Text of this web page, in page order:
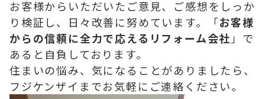
お客様からいただいたご意見、ご感想をしっか
り検証し、日々改善に努めています。「お客様
からの信頼に全力で応えるリフォーム会社 」で
あると自負しております。
住まいの悩み、気になることがありましたら、
フジケンザイまでお気軽にご連絡ください。